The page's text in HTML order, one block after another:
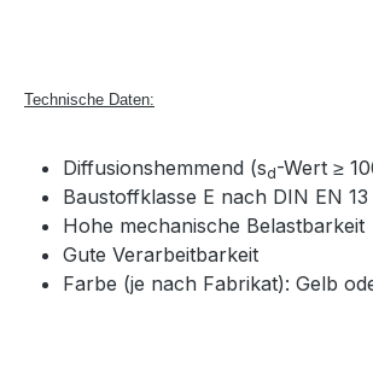
Technische Daten:
Diffusionshemmend (sd-Wert ≥
Baustoffklasse E nach DIN EN 13
Hohe mechanische Belastbarkeit
Gute Verarbeitbarkeit
Farbe (je nach Fabrikat): Gelb